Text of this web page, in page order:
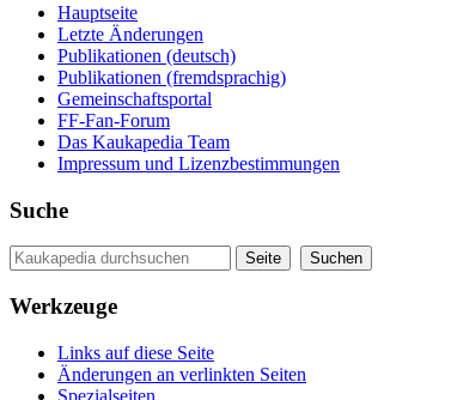
Hauptseite
Letzte Änderungen
Publikationen (deutsch)
Publikationen (fremdsprachig)
Gemeinschaftsportal
FF-Fan-Forum
Das Kaukapedia Team
Impressum und Lizenzbestimmungen
Suche
Werkzeuge
Links auf diese Seite
Änderungen an verlinkten Seiten
Spezialseiten